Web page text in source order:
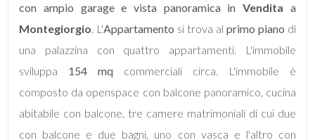
con ampio garage e vista panoramica inVendita a
Montegiorgio. L'Appartamento si trova al primo piano di
una palazzina con quattro appartamenti. L'immobile
sviluppa 154 mq commerciali circa. L'immobile è
composto da openspace con balcone panoramico, cucina
abitabile con balcone, tre camere matrimoniali di cui due
con balcone e due bagni, uno con vasca e l'altro con